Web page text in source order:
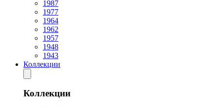
1987
1977
1964
1962
1957
1948
1943
Коллекции
Коллекции